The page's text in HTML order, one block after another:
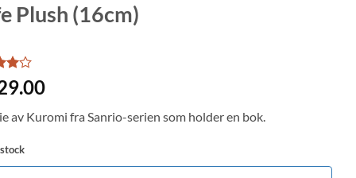
Plush (16cm)
4
5
av Kuromi fra Sanrio-serien som holder en bok.